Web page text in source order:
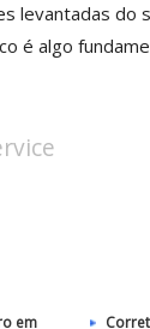
levantadas
é algo
em